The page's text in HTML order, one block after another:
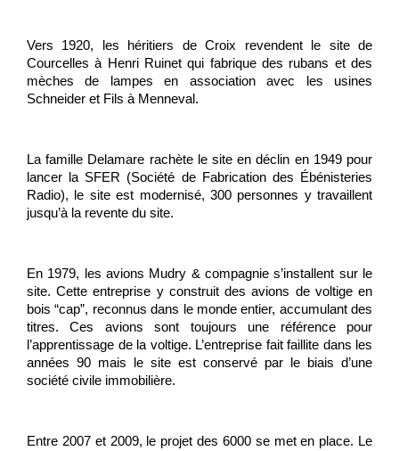
Vers 1920, les héritiers de Croix revendent le site de
Courcelles à Henri Ruinet qui fabrique des rubans et des
mèches de lampes en association avec les usines
Schneider et Fils à Menneval.
La famille Delamare rachète le site en déclin en 1949 pour
lancer la SFER (Société de Fabrication des Ébénisteries
Radio), le site est modernisé, 300 personnes y travaillent
jusqu’à la revente du site.
En 1979, les avions Mudry & compagnie s’installent sur le
site. Cette entreprise y construit des avions de voltige en
bois “cap”, reconnus dans le monde entier, accumulant des
titres. Ces avions sont toujours une référence pour
l’apprentissage de la voltige. L’entreprise fait faillite dans les
années 90 mais le site est conservé par le biais d’une
société civile immobilière.
Entre 2007 et 2009, le projet des 6000 se met en place. Le